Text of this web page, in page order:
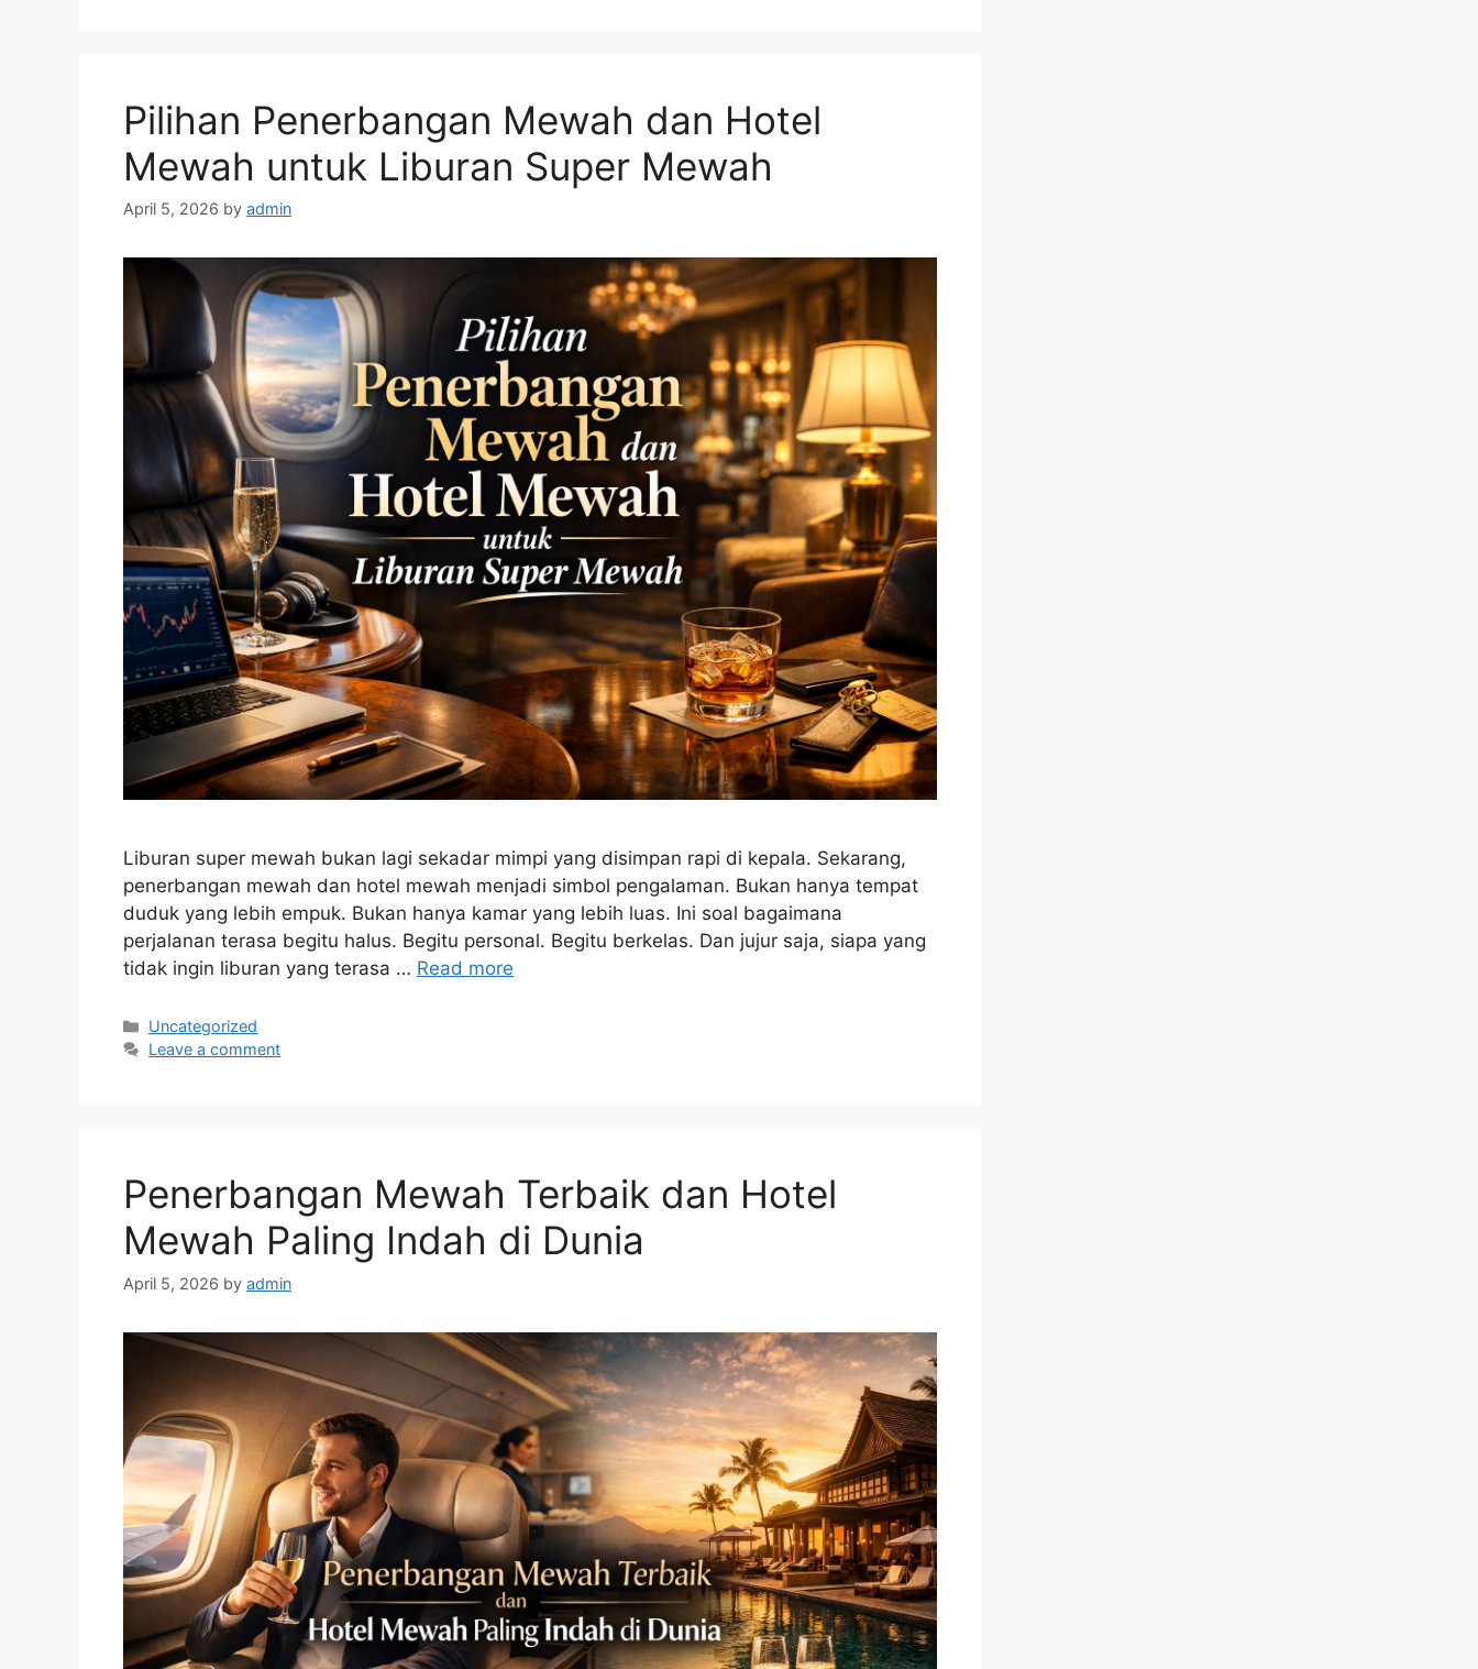
Pilihan Penerbangan Mewah dan Hotel
Mewah untuk Liburan Super Mewah
April 5, 2026 by admin
Liburan super mewah bukan lagi sekadar mimpi yang disimpan rapi di kepala. Sekarang,
penerbangan mewah dan hotel mewah menjadi simbol pengalaman. Bukan hanya tempat
duduk yang lebih empuk. Bukan hanya kamar yang lebih luas. Ini soal bagaimana
perjalanan terasa begitu halus. Begitu personal. Begitu berkelas. Dan jujur saja, siapa yang
tidak ingin liburan yang terasa … Read more
Categories
Uncategorized
Leave a comment
Penerbangan Mewah Terbaik dan Hotel
Mewah Paling Indah di Dunia
April 5, 2026 by admin